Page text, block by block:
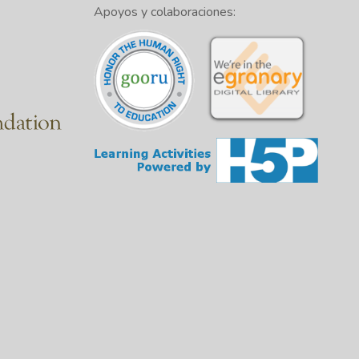
Apoyos y colaboraciones: